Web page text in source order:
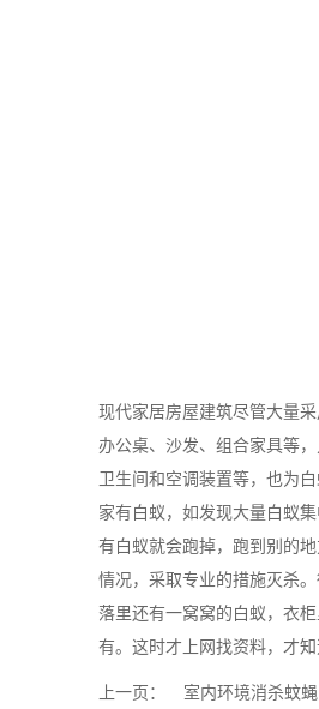
现代家居房屋建筑尽管大量
办公桌、沙发、组合家具等
卫生间和空调装置等，也为
家有白蚁，如发现大量白蚁
有白蚁就会跑掉，跑到别的
情况，采取专业的措施灭杀
落里还有一窝窝的白蚁，衣
有。这时才上网找资料，才
上一页：
室内环境消杀蚊蝇